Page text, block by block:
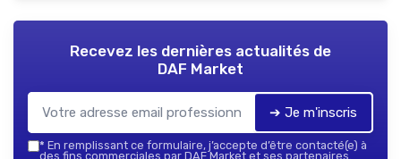
Recevez les dernières actualités de
DAF Market
➔ Je m'inscris
* En remplissant ce formulaire, j’accepte d’être contacté(e) à
des fins commerciales par DAF Market et ses partenaires.